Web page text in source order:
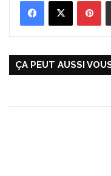
ÇA PEUT AUSSI